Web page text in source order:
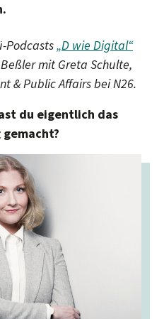
Podcasts„D wie Digital“
mit Greta Schulte,
& Public Affairs bei N26.
du eigentlich das